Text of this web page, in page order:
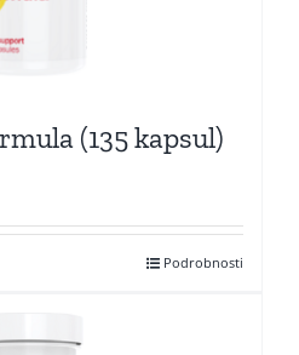
(135 kapsul)
Podrobnosti